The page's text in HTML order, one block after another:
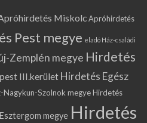
MiskolcApróhirdetés
Pest megye eladó Ház-családi
Zemplén megye Hirdetés
III.kerület Hirdetés Egész
Nagykun-Szolnok megyeHirdetés
megye Hirdetés